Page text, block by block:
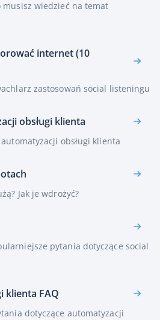
musisz wiedzieć na temat
internet (10
zastosowań social listeningu
obsługi klienta
obsługi klienta
Jak je wdrożyć?
pytania dotyczące social
klienta FAQ
dotyczące automatyzacji